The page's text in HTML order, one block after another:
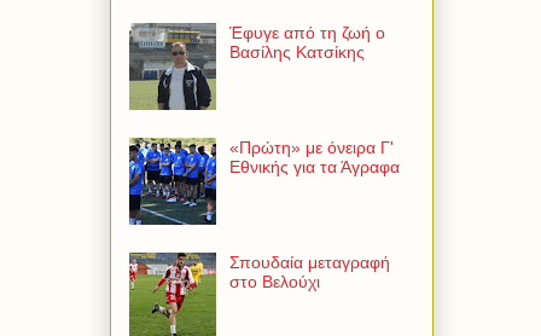
Έφυγε από τη ζωή ο
Βασίλης Κατσίκης
«Πρώτη» με όνειρα Γ'
Εθνικής για τα Άγραφα
Σπουδαία μεταγραφή
στο Βελούχι